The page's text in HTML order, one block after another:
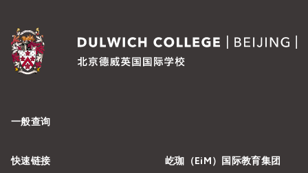
一般查询
快速链接 屹珈（EiM）国际教育集团